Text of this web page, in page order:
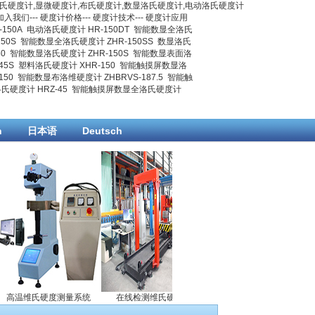
硬度计,显微硬度计,布氏硬度计,数显洛氏硬度计,电动洛氏硬度计
入我们--- 硬度计价格--- 硬度计技术--- 硬度计应用
150A 电动洛氏硬度计 HR-150DT 智能数显全洛氏
智能数显全洛氏硬度计 ZHR-150SS 数显洛氏
智能数显洛氏硬度计 ZHR-150S 智能数显表面洛
塑料洛氏硬度计 XHR-150 智能触摸屏数显洛
智能数显布洛维硬度计 ZHBRVS-187.5 智能触
硬度计 HRZ-45 智能触摸屏数显全洛氏硬度计
日本语 Deutsch
温维氏硬度测量系统 在线检测维氏硬度计